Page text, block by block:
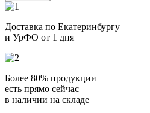
Доставка по Екатеринбургу
и УрФО от 1 дня
Более 80% продукции
есть прямо сейчас
в наличии на складе